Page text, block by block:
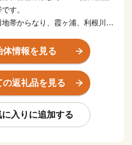
す。
帯からなり、霞ヶ浦、利根川を
示（GI）保護制度により登録さ
ゃ」などの各種農産物で、施設
ども近年盛んに行われていま
人気のお米「ミルキークイー
。
体情報を見る
の返礼品を見る
に入りに追加する